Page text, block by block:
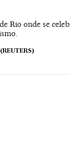
Rio onde se